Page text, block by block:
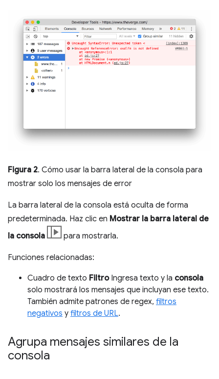
Figura 2. Cómo usar la barra lateral de la consola para
mostrar solo los mensajes de error
La barra lateral de la consola está oculta de forma
predeterminada. Haz clic en Mostrar la barra lateral de
la consola
para mostrarla.
Funciones relacionadas:
Cuadro de texto FiltroIngresa texto y la consola
solo mostrará los mensajes que incluyan ese texto.
También admite patrones de regex, filtros
negativos y filtros de URL.
Agrupa mensajes similares de la
consola